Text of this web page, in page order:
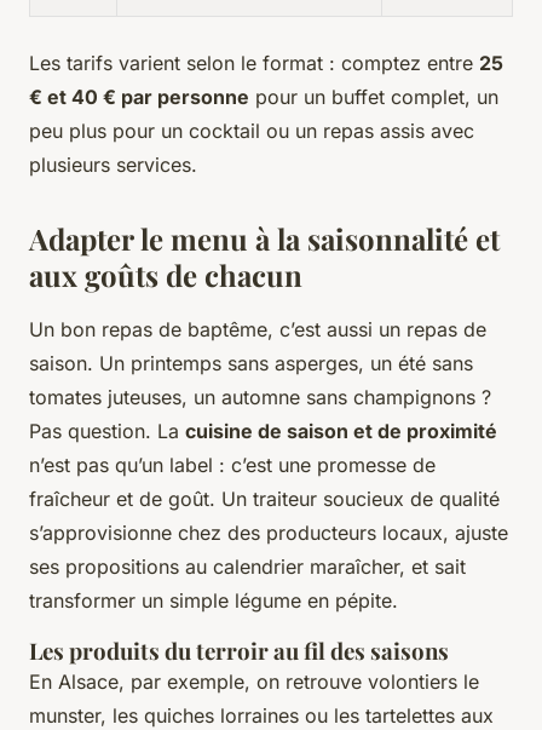
Les tarifs varient selon le format : comptez entre 25
€ et 40 € par personne pour un buffet complet, un
peu plus pour un cocktail ou un repas assis avec
plusieurs services.
Adapter le menu à la saisonnalité et
aux goûts de chacun
Un bon repas de baptême, c’est aussi un repas de
saison. Un printemps sans asperges, un été sans
tomates juteuses, un automne sans champignons ?
Pas question. La cuisine de saison et de proximité
n’est pas qu’un label : c’est une promesse de
fraîcheur et de goût. Un traiteur soucieux de qualité
s’approvisionne chez des producteurs locaux, ajuste
ses propositions au calendrier maraîcher, et sait
transformer un simple légume en pépite.
Les produits du terroir au fil des saisons
En Alsace, par exemple, on retrouve volontiers le
munster, les quiches lorraines ou les tartelettes aux